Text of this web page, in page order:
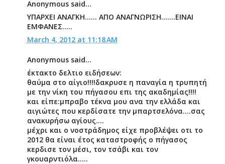
Anonymous said...
ΥΠΑΡΧΕΙ ΑΝΑΓΚΗ...... ΑΠΟ ΑΝΑΓΝΩΡΙΣΗ.......ΕΙΝΑΙ
ΕΜΦΑΝΕΣ.....
March 4, 2012 at 11:18 AM
Anonymous said...
έκτακτο δελτιο ειδήσεων:
θαύμα στο αίγιο!!!!δακρυσε η παναγία η τρυπητή
με την νίκη του πήγασου επι της ακαδημίας!!!!
και είπε:μπραβο τέκνα μου ανα την ελλάδα και
αιγιώτες που κερδίσατε την μπαρτσελόνα....σας
ανακυρήσω αγίους....
μέχρι και ο νοστράδημος είχε προβλέψει οτι το
2012 θα είναι έτος καταστροφής ο πήγασος
κερδισε τον μέσι, τον τσάβι και τον
γκουαρντιόλα.....